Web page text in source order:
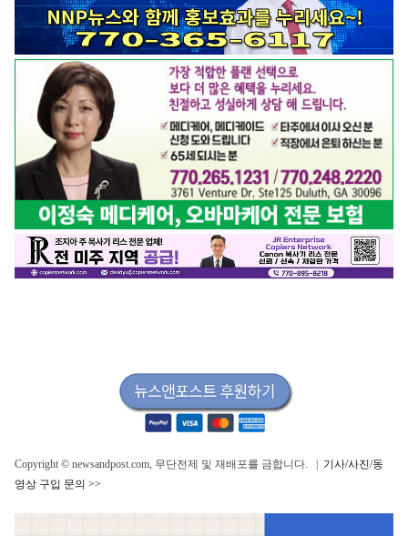
Copyright © newsandpost.com, 무단전제 및 재배포를 금합니다. | 기사/사진/동
영상 구입 문의 >>